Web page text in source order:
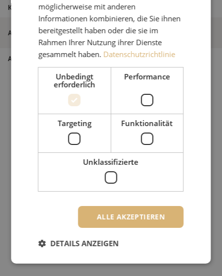
Klasse B
Artikelname
Patchkabel duplex SM, SC/PC-SC/PC,
1,8mm, 7m
Artikel Nummer M20000171
möglicherweise mit anderen
Informationen kombinieren, die Sie ihnen
bereitgestellt haben oder die sie im
Rahmen Ihrer Nutzung ihrer Dienste
gesammelt haben. Datenschutzrichtlinie
Unbedingt
erforderlich
Performance
Targeting Funktionalität
Unklassifizierte
ALLE AKZEPTIEREN
DETAILS ANZEIGEN